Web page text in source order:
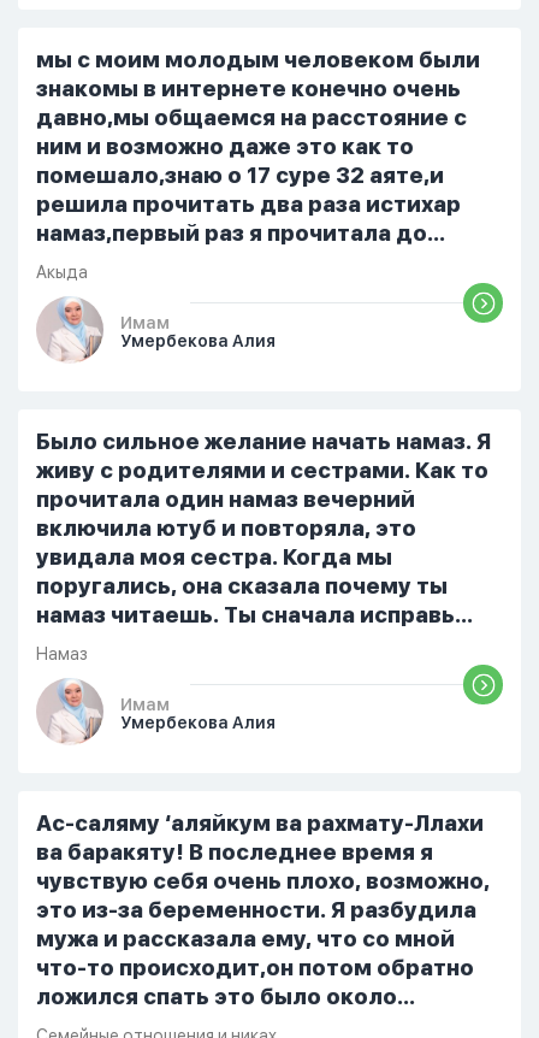
только ночью, иногда засыпаю одна.
Мы пытались ему говорить что так
нельзя но он всё равно делает...
мы с моим молодым человеком были
знакомы в интернете конечно очень
давно,мы общаемся на расстояние с
ним и возможно даже это как то
помешало,знаю о 17 суре 32 аяте,и
решила прочитать два раза истихар
намаз,первый раз я прочитала до
«Аср» намаза и сначала было
тревожно,позже стало спокойно и в
голову начали лезть только хорошие
мысли,во второй раз когда я решила в
русский,потому что боялась
ошибиться и то что намаз не
примется,совершила истихар во время
тахаджуд...
Акыда
Имам
Умербекова Алия
Было сильное желание начать намаз. Я
живу с родителями и сестрами. Как то
прочитала один намаз вечерний
включила ютуб и повторяла, это
увидала моя сестра. Когда мы
поругались, она сказала почему ты
намаз читаешь. Ты сначала исправь
себя. После этого я не вставала на
намаз и не видела жайнамаз. Я просто
уже так не могу читать, смотреть . Дуа
я делаю скрытно если делаю дома. Я
От родных же людей.
Намаз
Имам
Умербекова Алия
Ас-саляму ‘аляйкум ва рахмату-Ллахи
ва баракяту! В последнее время я
чувствую себя очень плохо, возможно,
это из-за беременности. Я разбудила
мужа и рассказала ему, что со мной
что-то происходит,он потом обратно
ложился спать это было около
одиннадцати вечера. Но я снова